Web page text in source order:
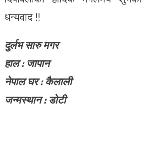
धन्यवाद !!
दुर्लभ सारु मगर
हाल : जापान
नेपाल घर : कैलाली
जन्मस्थान : डोटी